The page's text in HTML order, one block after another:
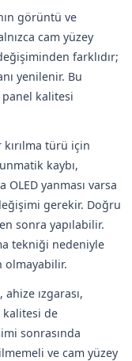
görüntü ve
cam yüzey
farklıdır;
yenilenir. Bu
kalitesi
türü için
kaybı,
yanması varsa
gerekir. Doğru
sonra yapılabilir.
tekniği nedeniyle
olmayabilir.
ızgarası,
kalitesi de
sonrasında
ve cam yüzey